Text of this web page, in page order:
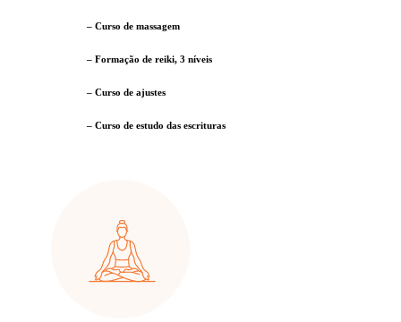
– Curso de massagem
– Formação de reiki, 3 níveis
– Curso de ajustes
– Curso de estudo das escrituras